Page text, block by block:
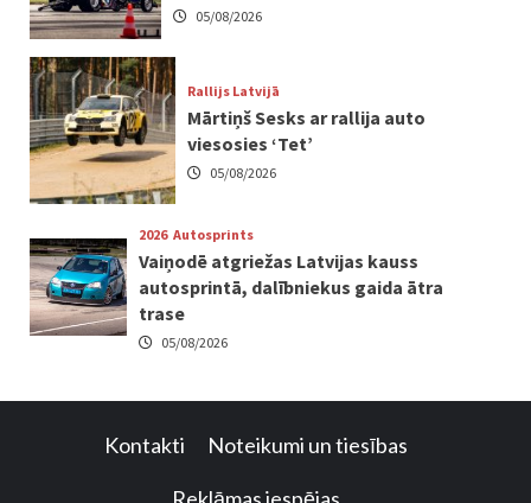
05/08/2026
Rallijs Latvijā
Mārtiņš Sesks ar rallija auto
viesosies ‘Tet’
05/08/2026
2026 Autosprints
Vaiņodē atgriežas Latvijas kauss
autosprintā, dalībniekus gaida ātra
trase
05/08/2026
Kontakti Noteikumi un tiesības